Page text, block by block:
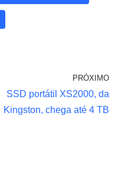
PRÓXIMO
SSD portátil XS2000, da
Kingston, chega até 4 TB